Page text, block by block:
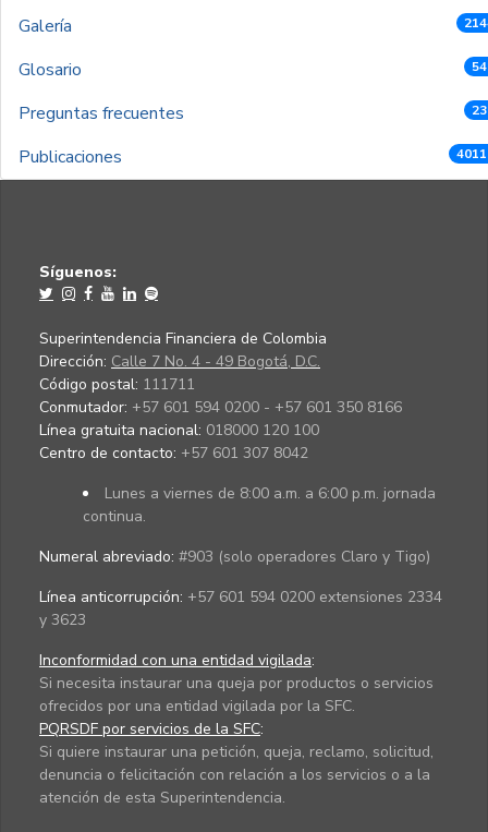
Galería
Glosario
Preguntas frecuentes
Publicaciones
Síguenos:
Superintendencia Financiera de Colombia
Dirección: Calle 7 No. 4 - 49 Bogotá, D.C.
Código postal: 111711
Conmutador: +57 601 594 0200 - +57 601 350 8166
Línea gratuita nacional: 018000 120 100
Centro de contacto: +57 601 307 8042
Lunes a viernes de 8:00 a.m. a 6:00 p.m. jornada
continua.
Numeral abreviado: #903 (solo operadores Claro y Tigo)
Línea anticorrupción: +57 601 594 0200 extensiones 2334
y 3623
Inconformidad con una entidad vigilada:
Si necesita instaurar una queja por productos o servicios
ofrecidos por una entidad vigilada por la SFC.
PQRSDF por servicios de la SFC:
Si quiere instaurar una petición, queja, reclamo, solicitud,
denuncia o felicitación con relación a los servicios o a la
atención de esta Superintendencia.